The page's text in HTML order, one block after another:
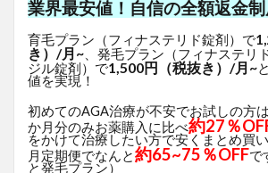
業界最安値！自信の全額返金制
育毛プラン（フィナステリド錠剤）で
き）/月~ 、発毛プラン（フィナステリ
ジル錠剤）で1,500円（税抜き）/月~
値を実現！
初めてのAGA治療が不安でお試しの方
か月分のみお薬購入に比べ約27％
をかけて治療したい方で安くまとめ買
月定期便でなんと約65~75％OFFで
と発毛プラン）